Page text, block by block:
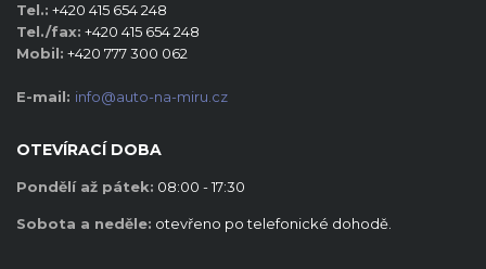
Tel.: +420 415 654 248
Tel./fax: +420 415 654 248
Mobil: +420 777 300 062
E-mail: info@auto-na-miru.cz
OTEVÍRACÍ DOBA
Pondělí až pátek: 08:00 - 17:30
Sobota a neděle: otevřeno po telefonické dohodě.